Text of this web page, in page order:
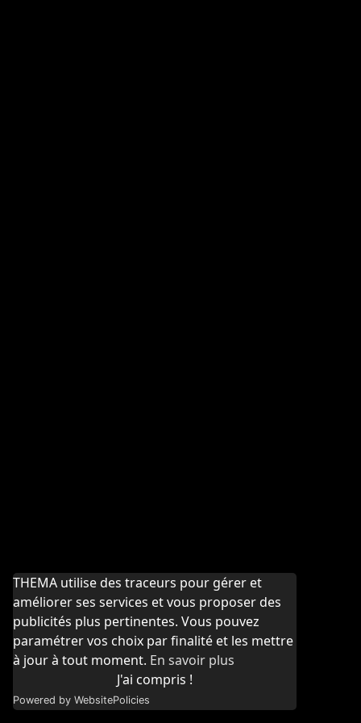
THEMA utilise des traceurs pour gérer et
améliorer ses services et vous proposer des
publicités plus pertinentes. Vous pouvez
paramétrer vos choix par finalité et les mettre
à jour à tout moment. En savoir plus
J'ai compris !
Powered by WebsitePolicies